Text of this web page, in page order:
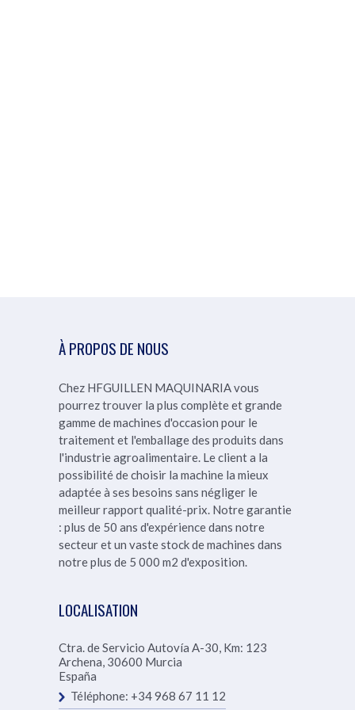
À PROPOS DE NOUS
Chez HFGUILLEN MAQUINARIA vous
pourrez trouver la plus complète et grande
gamme de machines d'occasion pour le
traitement et l'emballage des produits dans
l'industrie agroalimentaire. Le client a la
possibilité de choisir la machine la mieux
adaptée à ses besoins sans négliger le
meilleur rapport qualité-prix. Notre garantie
: plus de 50 ans d'expérience dans notre
secteur et un vaste stock de machines dans
notreplus de 5 000 m2 d'exposition.
LOCALISATION
Ctra. de Servicio Autovía A-30, Km: 123
Archena, 30600 Murcia
España
Téléphone: +34 968 67 11 12